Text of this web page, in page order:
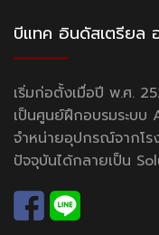
บีแทค อินดัสเตรียล
เริ่มก่อตั้งเมื่อปี พ.ศ.
เป็นศูนย์ฝึกอบรมระบบ
จำหน่ายอุปกรณ์จากโร
ปัจจุบันได้กลายเป็น